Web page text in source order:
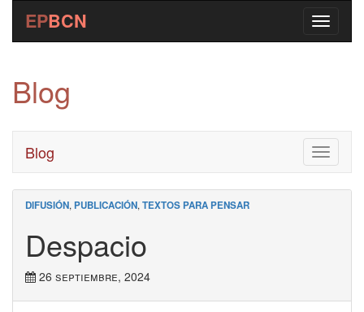
EPBCN
Blog
Toggle
Blog
DIFUSIÓN, PUBLICACIÓN, TEXTOS PARA PENSAR
Despacio
26 septiembre, 2024